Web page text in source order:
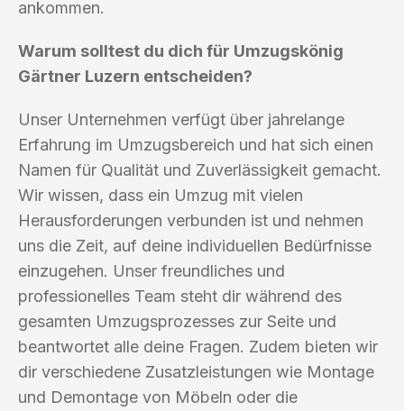
ankommen.
Warum solltest du dich für Umzugskönig
Gärtner Luzern entscheiden?
Unser Unternehmen verfügt über jahrelange
Erfahrung im Umzugsbereich und hat sich einen
Namen für Qualität und Zuverlässigkeit gemacht.
Wir wissen, dass ein Umzug mit vielen
Herausforderungen verbunden ist und nehmen
uns die Zeit, auf deine individuellen Bedürfnisse
einzugehen. Unser freundliches und
professionelles Team steht dir während des
gesamten Umzugsprozesses zur Seite und
beantwortet alle deine Fragen. Zudem bieten wir
dir verschiedene Zusatzleistungen wie Montage
und Demontage von Möbeln oder die